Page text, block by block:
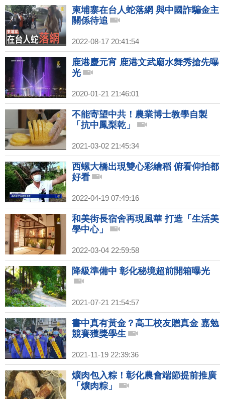
柬埔寨在台人蛇落網 與中國詐騙金主
關係待追
2022-08-17 20:41:54
鹿港慶元宵 鹿港文武廟水舞秀搶先曝
光
2020-01-21 21:46:01
不能寄望中共！農業博士教學自製
「抗中鳳梨乾」
2021-03-02 21:45:34
西螺大橋出現雙心彩繪稻 俯看仰拍都
好看
2022-04-19 07:49:16
和美街長宿舍再現風華 打造「生活美
學中心」
2022-03-04 22:59:58
降級準備中 彰化秘境超前開箱曝光
2021-07-21 21:54:57
書中真有黃金？高工校友贈真金 嘉勉
競賽獲獎學生
2021-11-19 22:39:36
爌肉包入粽！彰化農會端節提前推廣
「爌肉粽」